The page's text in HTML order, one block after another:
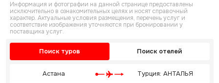
Информация и фотографии на данной странице предоставлены
исключительно в ознакомительных целях и носят справочный
характер. Актуальные условия размещения, перечень услуг и
соответствие изображения уточняются при бронировании у
поставщика услуг.
Поиск туров Поиск отелей
Астана Турция: АНТАЛЬЯ